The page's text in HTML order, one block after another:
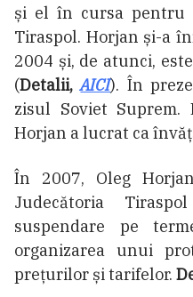
și el în cursa pentru
Tiraspol. Horjan și-a
2004 și, de atunci,
(Detalii,AICI). În
zisul Soviet Suprem.
Horjan a lucrat ca
În 2007, Oleg
Judecătoria
suspendare pe
organizarea unui
prețurilor și tarifelor.